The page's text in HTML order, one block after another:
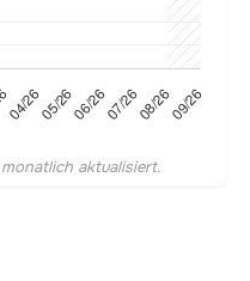
aktualisiert.